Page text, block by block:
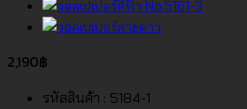
2,190฿
รหัสสินค้า : 5184-1